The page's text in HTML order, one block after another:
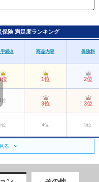
保険 満足度ランキング
続き 商品内容 保険料
位 1位 2位
位 3位 3位
位 4位 5位
る